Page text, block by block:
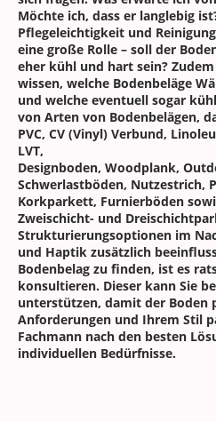
Möchte ich, dass er langlebig
Pflegeleichtigkeit und
eine große Rolle – soll der
eher kühl und hart sein?
wissen, welche Bodenbeläge
und welche eventuell sogar
von Arten von Bodenbelägen,
PVC, CV (Vinyl) Verbund,
LVT,
Designboden, Woodplank,
Schwerlastböden, Nutzestrich,
Korkparkett, Furnierböden
Zweischicht- und
Strukturierungsoptionen im
und Haptik zusätzlich
Bodenbelag zu finden, ist es
konsultieren. Dieser kann Sie
unterstützen, damit der Boden
Anforderungen und Ihrem Stil
Fachmann nach den besten
individuellen Bedürfnisse.